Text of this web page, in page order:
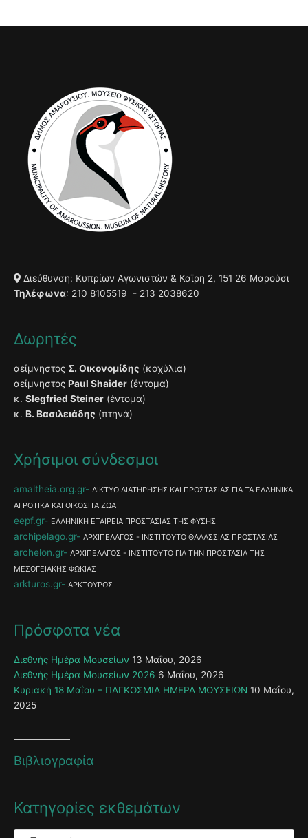
Διεύθυνση: Κυπρίων Αγωνιστών & Καϊρη 2, 151 26 Μαρούσι
Τηλέφωνα: 210 8105519 - 213 2038620
Δωρητές
αείμνηστος Σ. Οικονομίδης (κοχύλια)
αείμνηστος Paul Shaider (έντομα)
κ. Slegfried Steiner (έντομα)
κ. Β. Βασιλειάδης (πτηνά)
Χρήσιμοι σύνδεσμοι
amaltheia.org.gr
ΔΙΚΤΥΟ ΔΙΑΤΗΡΗΣΗΣ ΚΑΙ ΠΡΟΣΤΑΣΙΑΣ ΓΙΑ ΤΑ ΕΛΛΗΝΙΚΑ
ΑΓΡΟΤΙΚΑ ΚΑΙ ΟΙΚΟΣΙΤΑ ΖΩΑ
eepf.gr ΕΛΛΗΝΙΚΗ ΕΤΑΙΡΕΙΑ ΠΡΟΣΤΑΣΙΑΣ ΤΗΣ ΦΥΣΗΣ
archipelago.gr ΑΡΧΙΠΕΛΑΓΟΣ - ΙΝΣΤΙΤΟΥΤΟ ΘΑΛΑΣΣΙΑΣ ΠΡΟΣΤΑΣΙΑΣ
archelon.gr
ΑΡΧΙΠΕΛΑΓΟΣ - ΙΝΣΤΙΤΟΥΤΟ ΓΙΑ ΤΗΝ ΠΡΟΣΤΑΣΙΑ ΤΗΣ
ΜΕΣΟΓΕΙΑΚΗΣ ΦΩΚΙΑΣ
arkturos.gr ΑΡΚΤΟΥΡΟΣ
Πρόσφατα νέα
Διεθνής Ημέρα Μουσείων 13 Μαΐου, 2026
Διεθνής Ημέρα Μουσείων 2026 6 Μαΐου, 2026
Κυριακή 18 Μαΐου – ΠΑΓΚΟΣΜΙΑ ΗΜΕΡΑ ΜΟΥΣΕΙΩΝ 10 Μαΐου,
2025
Βιβλιογραφία
Κατηγορίες εκθεμάτων